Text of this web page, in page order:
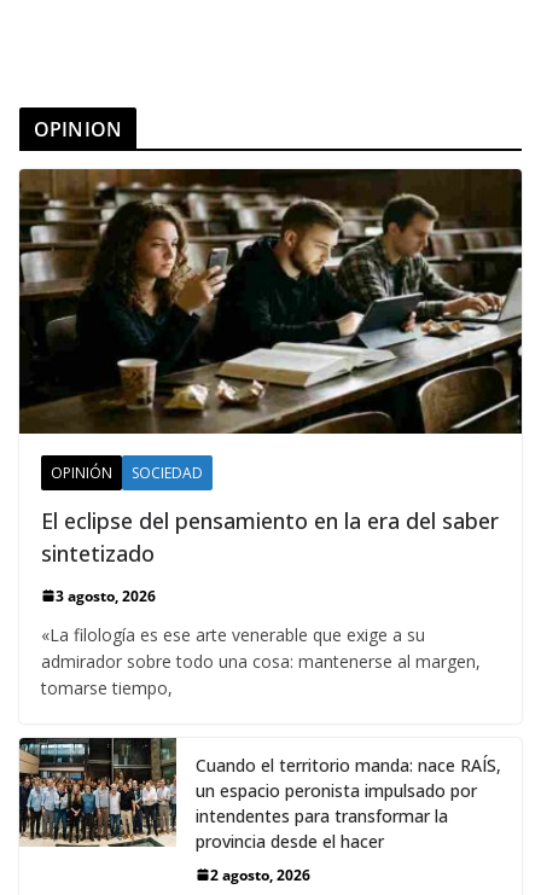
OPINION
OPINIÓN SOCIEDAD
El eclipse del pensamiento en la era del saber
sintetizado
3 agosto, 2026
«La filología es ese arte venerable que exige a su
admirador sobre todo una cosa: mantenerse al margen,
tomarse tiempo,
Cuando el territorio manda: nace RAÍS,
un espacio peronista impulsado por
intendentes para transformar la
provincia desde el hacer
2 agosto, 2026